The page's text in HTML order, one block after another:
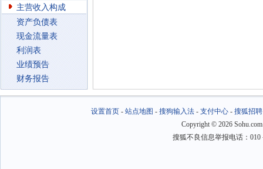
主营收入构成
资产负债表
现金流量表
利润表
业绩预告
财务报告
设置首页- 站点地图 - 搜狗输入法- 支付中心- 搜狐招聘
Copyright © 2026
搜狐不良信息举报电话：010